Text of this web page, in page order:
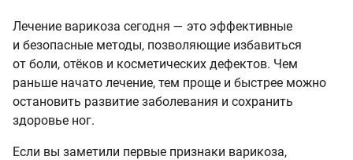
Лечение варикоза сегодня — это эффективные
и безопасные методы, позволяющие избавиться
от боли, отёков и косметических дефектов. Чем
раньше начато лечение, тем проще и быстрее можно
остановить развитие заболевания и сохранить
здоровье ног.
Если вы заметили первые признаки варикоза,